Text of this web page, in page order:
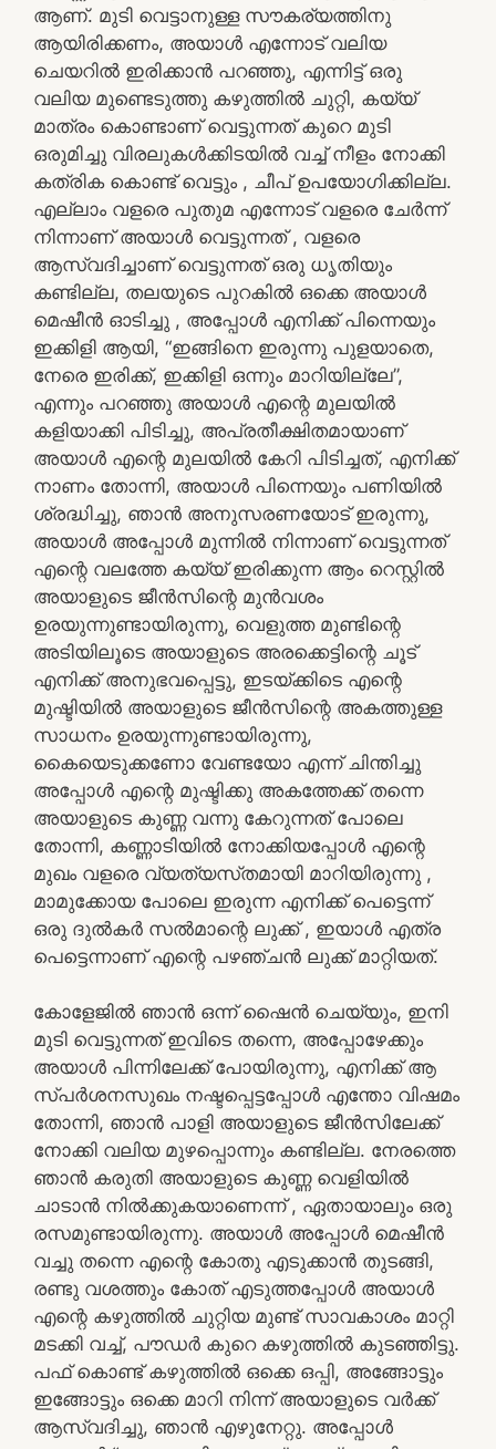
ആണ്. മുടി വെട്ടാനുള്ള സൗകര്യത്തിനു
ആയിരിക്കണം, അയാൾ എന്നോട് വലിയ
ചെയറിൽ ഇരിക്കാൻ പറഞ്ഞു, എന്നിട്ട് ഒരു
വലിയ മുണ്ടെടുത്തു കഴുത്തിൽ ചുറ്റി, കയ്യ്
മാത്രം കൊണ്ടാണ് വെട്ടുന്നത് കുറെ മുടി
ഒരുമിച്ചു വിരലുകൾക്കിടയിൽ വച്ച് നീളം നോക്കി
കത്രിക കൊണ്ട് വെട്ടും , ചീപ് ഉപയോഗിക്കില്ല.
എല്ലാം വളരെ പുതുമ എന്നോട് വളരെ ചേർന്ന്
നിന്നാണ് അയാൾ വെട്ടുന്നത് , വളരെ
ആസ്വദിച്ചാണ് വെട്ടുന്നത് ഒരു ധൃതിയും
കണ്ടില്ല, തലയുടെ പുറകിൽ ഒക്കെ അയാൾ
മെഷീൻ ഓടിച്ചു , അപ്പോൾ എനിക്ക് പിന്നെയും
ഇക്കിളി ആയി, “ഇങ്ങിനെ ഇരുന്നു പുളയാതെ,
നേരെ ഇരിക്ക്, ഇക്കിളി ഒന്നും മാറിയില്ലേ”,
എന്നും പറഞ്ഞു അയാൾ എന്റെ മുലയിൽ
കളിയാക്കി പിടിച്ചു, അപ്രതീക്ഷിതമായാണ്
അയാൾ എന്റെ മുലയിൽ കേറി പിടിച്ചത്, എനിക്ക്
നാണം തോന്നി, അയാൾ പിന്നെയും പണിയിൽ
ശ്രദ്ധിച്ചു, ഞാൻ അനുസരണയോട് ഇരുന്നു,
അയാൾ അപ്പോൾ മുന്നിൽ നിന്നാണ് വെട്ടുന്നത്
എന്റെ വലത്തേ കയ്യ് ഇരിക്കുന്ന ആം റെസ്റ്റിൽ
അയാളുടെ ജീൻസിന്റെ മുൻവശം
ഉരയുന്നുണ്ടായിരുന്നു, വെളുത്ത മുണ്ടിന്റെ
അടിയിലൂടെ അയാളുടെ അരക്കെട്ടിന്റെ ചൂട്
എനിക്ക് അനുഭവപ്പെട്ടു, ഇടയ്ക്കിടെ എന്റെ
മുഷ്ടിയിൽ അയാളുടെ ജീൻസിന്റെ അകത്തുള്ള
സാധനം ഉരയുന്നുണ്ടായിരുന്നു,
കൈയെടുക്കണോ വേണ്ടയോ എന്ന് ചിന്തിച്ചു
അപ്പോൾ എന്റെ മുഷ്ടിക്കു അകത്തേക്ക് തന്നെ
അയാളുടെ കുണ്ണ വന്നു കേറുന്നത് പോലെ
തോന്നി, കണ്ണാടിയിൽ നോക്കിയപ്പോൾ എന്റെ
മുഖം വളരെ വ്യത്യസ്‌തമായി മാറിയിരുന്നു ,
മാമുക്കോയ പോലെ ഇരുന്ന എനിക്ക് പെട്ടെന്ന്
ഒരു ദുൽകർ സൽമാന്റെ ലുക്ക് , ഇയാൾ എത്ര
പെട്ടെന്നാണ് എന്റെ പഴഞ്ചൻ ലുക്ക് മാറ്റിയത്.
കോളേജിൽ ഞാൻ ഒന്ന് ഷൈൻ ചെയ്യും, ഇനി
മുടി വെട്ടുന്നത് ഇവിടെ തന്നെ, അപ്പോഴേക്കും
അയാൾ പിന്നിലേക്ക് പോയിരുന്നു, എനിക്ക് ആ
സ്പർശനസുഖം നഷ്ടപ്പെട്ടപ്പോൾ എന്തോ വിഷമം
തോന്നി, ഞാൻ പാളി അയാളുടെ ജീൻസിലേക്ക്
നോക്കി വലിയ മുഴപ്പൊന്നും കണ്ടില്ല. നേരത്തെ
ഞാൻ കരുതി അയാളുടെ കുണ്ണ വെളിയിൽ
ചാടാൻ നിൽക്കുകയാണെന്ന് , ഏതായാലും ഒരു
രസമുണ്ടായിരുന്നു. അയാൾ അപ്പോൾ മെഷീൻ
വച്ചു തന്നെ എന്റെ കോതു എടുക്കാൻ തുടങ്ങി,
രണ്ടു വശത്തും കോത് എടുത്തപ്പോൾ അയാൾ
എന്റെ കഴുത്തിൽ ചുറ്റിയ മുണ്ട് സാവകാശം മാറ്റി
മടക്കി വച്ച്, പൗഡർ കുറെ കഴുത്തിൽ കുടഞ്ഞിട്ടു.
പഫ് കൊണ്ട് കഴുത്തിൽ ഒക്കെ ഒപ്പി, അങ്ങോട്ടും
ഇങ്ങോട്ടും ഒക്കെ മാറി നിന്ന് അയാളുടെ വർക്ക്
ആസ്വദിച്ചു, ഞാൻ എഴുനേറ്റു. അപ്പോൾ